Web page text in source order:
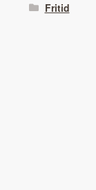
Fritid